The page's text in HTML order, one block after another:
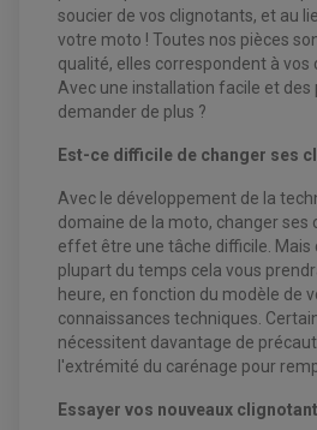
FREINAGE
ACCESSOIRE + VISSERIE FREINAGE
DISQUE DE FREIN
PLAQUETTE DE FREIN
KIT DURITE D'EMBRAYAGE MOTO
KIT RÉPARATION ÉTRIER DE FREIN
MAÎTRE CYLINDRE
HUILE ET PRODUIT
HUILE MOTEUR
PRODUIT D'ENTRETIEN
PARTIE CYCLE
ARAIGNÉE / SUPPORT CARÉNAGE
CÂBLE ACCÉLÉRATEUR
PRODUIT ENTRETIEN
FILTRE A AIR
BOUGIE SCOOTER
PRODUIT D'ENTRETIEN
FILTRE A AIR K&N
HUILE ET LUBRIFIANTS
HUILE SCOOTER
HUILE ET PRODUIT
HUILE POUR QUAD
PRODUIT D'ENTRETIEN QUAD
JANTES / ACCESSOIRES
CHAÎNE A NEIGE QUAD-SSV
CHAMBRE A AIR QUAD ET SSV
CLOUS / CRAMPON VISSABLE
ÉLARGISSEURES DE VOIES QUAD
JANTES QUAD ET SSV
EQUIPEMENT FREINAGE
ENDURO
ACCESSOIRES FREINAGE
DISQUE DE FREIN AVANT
DISQUE DE FREIN ARRIÈRE
KIT RÉPARATION PÉDALE DE FREIN
KIT RÉPARATION MAÎTRE CYLINDRE
ROULEMENT MOTO
ROULEMENT DE ROUE AVANT
ROULEMENT DE ROUE ARRIÈRE
ROULEMENT D'AMORTISSEUR
ROULEMENT BIELLETTES
ROULEMENT COLONNE DE
ROULEMENT BRAS OSCILLANT
soucier de vos clignotants, et au
votre moto ! Toutes nos pièces
qualité, elles correspondent à vos
Avec une installation facile et des
demander de plus ?
Est-ce difficile de changer ses
Avec le développement de la
domaine de la moto, changer ses
effet être une tâche difficile. Mais
plupart du temps cela vous
heure, en fonction du modèle de
connaissances techniques.
nécessitent davantage de
l'extrémité du carénage pour
Essayer vos nouveaux